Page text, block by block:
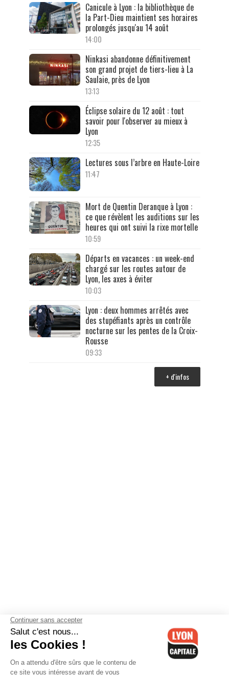
Canicule à Lyon : la bibliothèque de
la Part-Dieu maintient ses horaires
prolongés jusqu'au 14 août
14:00
Ninkasi abandonne définitivement
son grand projet de tiers-lieu à La
Saulaie, près de Lyon
13:13
Éclipse solaire du 12 août : tout
savoir pour l'observer au mieux à
Lyon
12:35
Lectures sous l’arbre en Haute-Loire
11:47
Mort de Quentin Deranque à Lyon :
ce que révèlent les auditions sur les
heures qui ont suivi la rixe mortelle
10:59
Départs en vacances : un week-end
chargé sur les routes autour de
Lyon, les axes à éviter
10:03
Lyon : deux hommes arrêtés avec
des stupéfiants après un contrôle
nocturne sur les pentes de la Croix-
Rousse
09:33
+ d'infos